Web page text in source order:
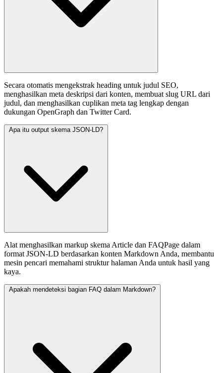
Secara otomatis mengekstrak heading untuk judul SEO,
menghasilkan meta deskripsi dari konten, membuat slug URL dari
judul, dan menghasilkan cuplikan meta tag lengkap dengan
dukungan OpenGraph dan Twitter Card.
Apa itu output skema JSON-LD?
Alat menghasilkan markup skema Article dan FAQPage dalam
format JSON-LD berdasarkan konten Markdown Anda, membantu
mesin pencari memahami struktur halaman Anda untuk hasil yang
kaya.
Apakah mendeteksi bagian FAQ dalam Markdown?